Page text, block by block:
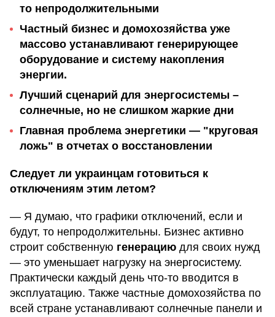
то непродолжительными
Частный бизнес и домохозяйства уже
массово устанавливают генерирующее
оборудование и систему накопления
энергии.
Лучший сценарий для энергосистемы –
солнечные, но не слишком жаркие дни
Главная проблема энергетики — "круговая
ложь" в отчетах о восстановлении
Следует ли украинцам готовиться к
отключениям этим летом?
— Я думаю, что графики отключений, если и
будут, то непродолжительны. Бизнес активно
строит собственную генерацию для своих нужд
— это уменьшает нагрузку на энергосистему.
Практически каждый день что-то вводится в
эксплуатацию. Также частные домохозяйства по
всей стране устанавливают солнечные панели и